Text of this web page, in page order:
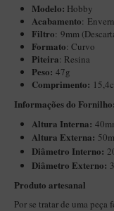
Encerado
Hobby
Speciale
BB Liso e Rústico
Elite Longo
Barolo
CACHIMBOS
Maestro – Briar
Churchwarden –
Modelo: Hobby
Acabamento:
Filtro: 9mm
Formato: Curvo
Piteira: Resina
Peso: 47g
Comprimento:
Informações do Fornilho:
Altura Interna:
Altura Externa:
Diâmetro Interno:
Diâmetro Externo:
Produto artesanal
Por se tratar de uma peça